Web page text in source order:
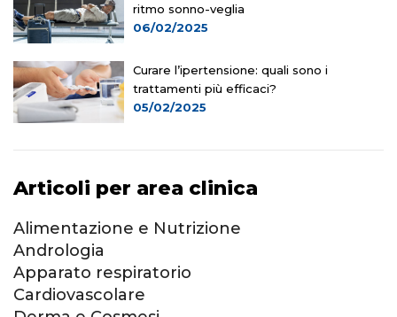
ritmo sonno-veglia
06/02/2025
Curare l’ipertensione: quali sono i
trattamenti più efficaci?
05/02/2025
Articoli per area clinica
Alimentazione e Nutrizione
Andrologia
Apparato respiratorio
Cardiovascolare